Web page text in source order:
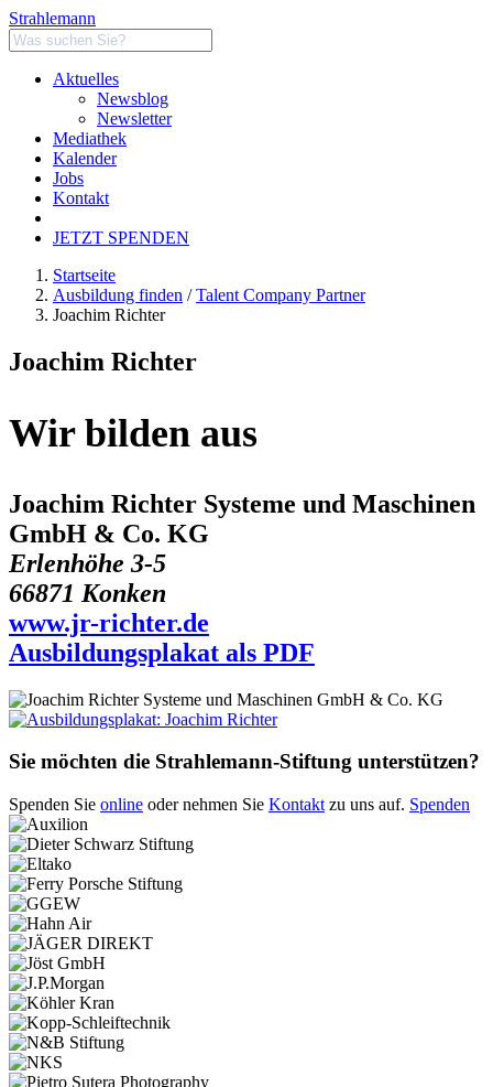
Strahlemann
Aktuelles
Newsblog
Newsletter
Mediathek
Kalender
Jobs
Kontakt
JETZT SPENDEN
Startseite
Ausbildung finden /Talent Company Partner
Joachim Richter
Joachim Richter
Wir bilden aus
Joachim Richter Systeme und Maschinen
GmbH & Co. KG
Erlenhöhe 3-5
66871 Konken
www.jr-richter.de
Ausbildungsplakat als PDF
Sie möchten die Strahlemann-Stiftung unterstützen?
Spenden Sie online oder nehmen Sie Kontakt zu uns auf. Spenden